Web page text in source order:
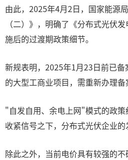
由此，2025年4月2日，国家能源
（二）》，明确了《分布式光伏
施后的过渡期政策细节。
新规表明，2025年1月23日前已
的大型工商业项目，需重新办理备
"自发自用、余电上网"模式的政
收紧信号之下，分布式光伏企业的
除此之外，当前电价具有较强的